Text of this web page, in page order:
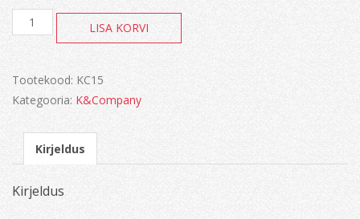
Belle
Sunflower
LISA KORVI
Tootekood: KC15
Kategooria: K&Company
Kirjeldus
Kirjeldus